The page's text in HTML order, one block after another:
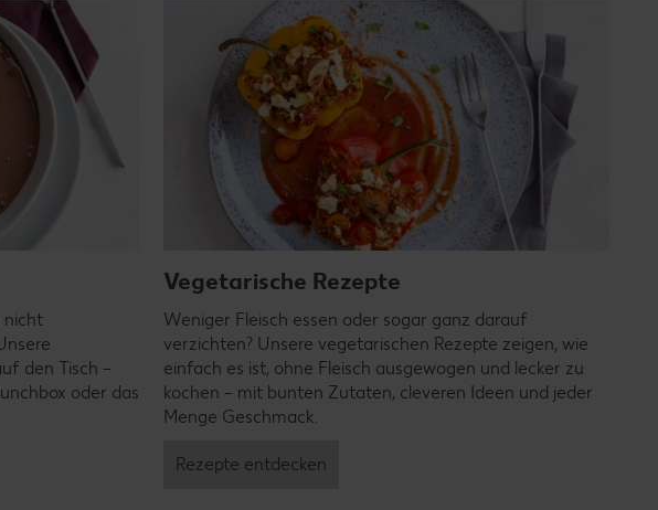
nicht
den Tisch –
oder das
Vegetarische Rezepte
Weniger Fleisch essen oder sogar ganz darauf
verzichten? Unsere vegetarischen Rezepte zeigen, wie
einfach es ist, ohne Fleisch ausgewogen und lecker zu
kochen – mit bunten Zutaten, cleveren Ideen und jeder
Menge Geschmack.
Rezepte entdecken